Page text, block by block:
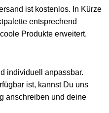
ist kostenlos. In Kürze
entsprechend
Produkte erweitert.
individuell anpassbar.
ist, kannst Du uns
anschreiben und deine